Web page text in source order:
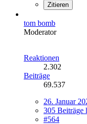
Zitieren
tom bomb
Moderator
Reaktionen
2.302
Beiträge
69.537
26. Januar
305 Beiträge
#564